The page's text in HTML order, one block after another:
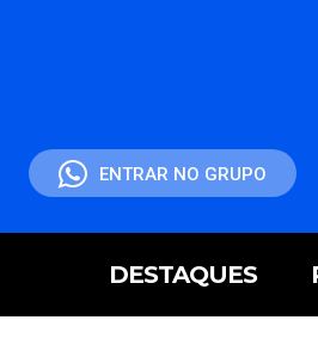
ENTRAR NO GRUPO
DESTAQUES